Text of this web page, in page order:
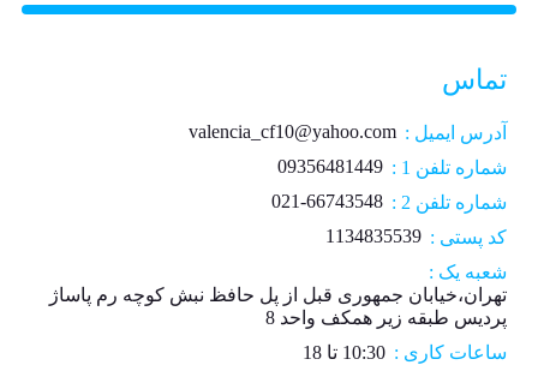
تماس
آدرس ایمیل : valencia_cf10@yahoo.com
شماره تلفن 1 :
09356481449
شماره تلفن 2 :
021-66743548
کد پستی : 1134835539
شعبه یک :
تهران،خیابان جمهوری قبل از پل حافظ نبش کوچه رم پاساژ
پردیس طبقه زیر همکف واحد 8
ساعات کاری : 10:30 تا 18